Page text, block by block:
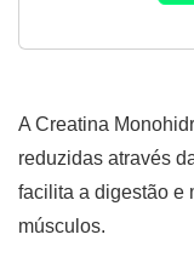
A Creatina
reduzidas através
facilita a digestão e
músculos.